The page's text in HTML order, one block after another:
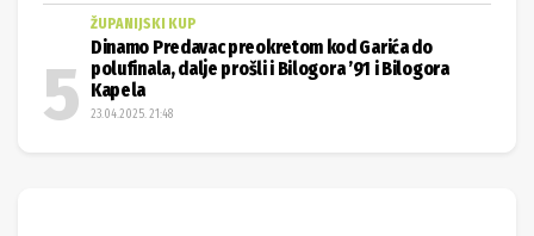
ŽUPANIJSKI KUP
Dinamo Predavac preokretom kod Garića do
polufinala, dalje prošli i Bilogora ’91 i Bilogora
Kapela
23.04.2025. 21:48